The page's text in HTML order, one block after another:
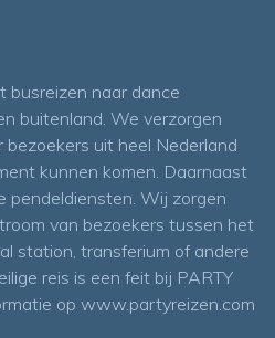
busreizen naar dance
buitenland. We verzorgen
uit heel Nederland
kunnen komen. Daarnaast
pendeldiensten. Wij zorgen
van bezoekers tussen het
station, transferium of andere
reis is een feit bij PARTY
op www.partyreizen.com